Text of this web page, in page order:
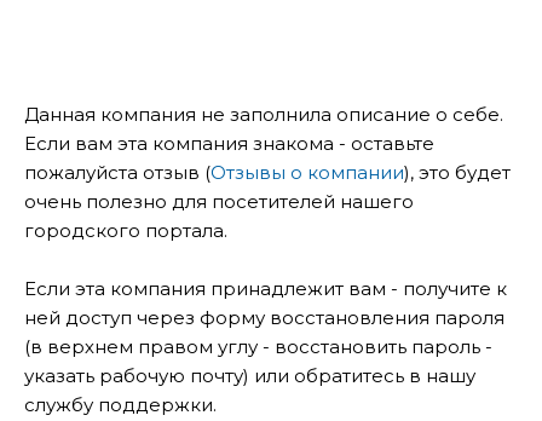
Данная компания не заполнила описание о себе.
Если вам эта компания знакома - оставьте
пожалуйста отзыв (Отзывы о компании), это будет
очень полезно для посетителей нашего
городского портала.
Если эта компания принадлежит вам - получите к
ней доступ через форму восстановления пароля
(в верхнем правом углу - восстановить пароль -
указать рабочую почту) или обратитесь в нашу
службу поддержки.